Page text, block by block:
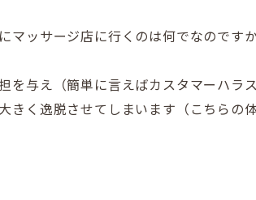
マッサージ店に行くのは何でなのです
を与え（簡単に言えばカスタマーハラス
きく逸脱させてしまいます（こちらの